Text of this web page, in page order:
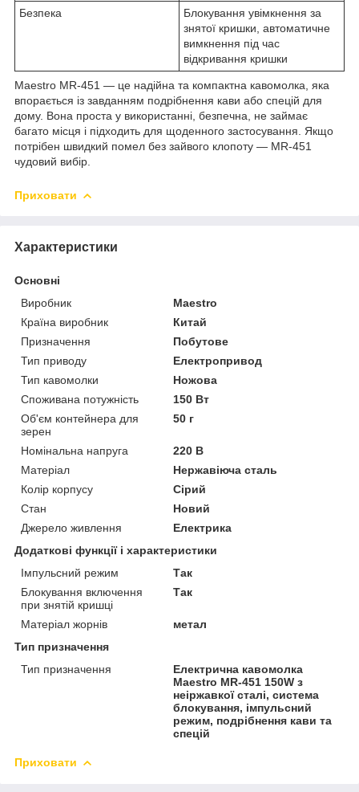
Безпека
Блокування увімкнення за
знятої кришки, автоматичне
вимкнення під час
відкривання кришки
Maestro MR-451 — це надійна та компактна кавомолка, яка
впорається із завданням подрібнення кави або спецій для
дому. Вона проста у використанні, безпечна, не займає
багато місця і підходить для щоденного застосування. Якщо
потрібен швидкий помел без зайвого клопоту — MR-451
чудовий вибір.
Приховати
Характеристики
Основні
Виробник
Maestro
Країна виробник
Китай
Призначення
Побутове
Тип приводу
Електропривод
Тип кавомолки
Ножова
Споживана потужність
150 Вт
Об'єм контейнера для
зерен
50 г
Номінальна напруга
220 В
Матеріал
Нержавіюча сталь
Колір корпусу
Сірий
Стан
Новий
Джерело живлення
Електрика
Додаткові функції і характеристики
Імпульсний режим
Так
Блокування включення
при знятій кришці
Так
Матеріал жорнів
метал
Тип призначення
Тип призначення
Електрична кавомолка
Maestro MR-451 150W з
неіржавкої сталі, система
блокування, імпульсний
режим, подрібнення кави та
спецій
Приховати